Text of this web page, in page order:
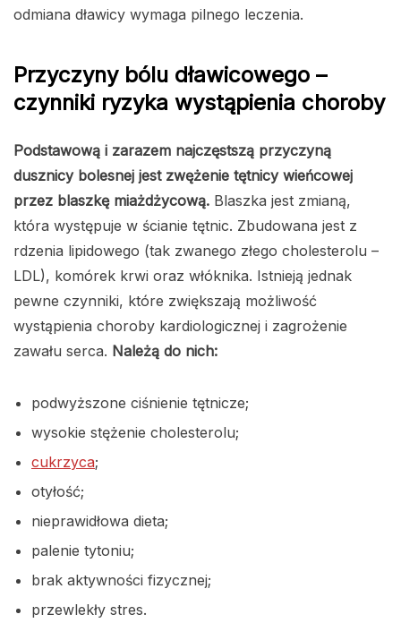
odmiana dławicy wymaga pilnego leczenia.
Przyczyny bólu dławicowego –
czynniki ryzyka wystąpienia choroby
Podstawową i zarazem najczęstszą przyczyną
dusznicy bolesnej jest zwężenie tętnicy wieńcowej
przez blaszkę miażdżycową. Blaszka jest zmianą,
która występuje w ścianie tętnic. Zbudowana jest z
rdzenia lipidowego (tak zwanego złego cholesterolu –
LDL), komórek krwi oraz włóknika. Istnieją jednak
pewne czynniki, które zwiększają możliwość
wystąpienia choroby kardiologicznej i zagrożenie
zawału serca. Należą do nich:
podwyższone ciśnienie tętnicze;
wysokie stężenie cholesterolu;
cukrzyca;
otyłość;
nieprawidłowa dieta;
palenie tytoniu;
brak aktywności fizycznej;
przewlekły stres.